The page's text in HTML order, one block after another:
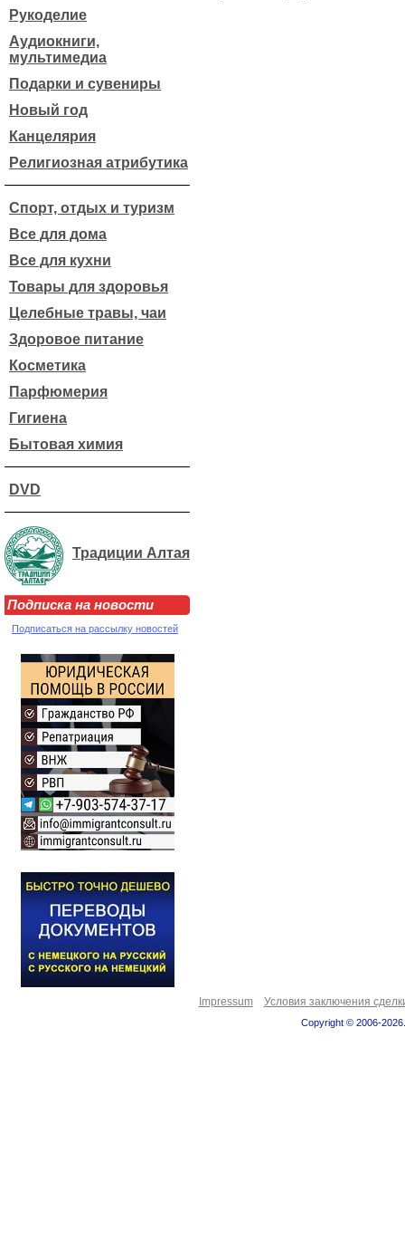
Рукоделие
Аудиокниги,
мультимедиа
Подарки и сувениры
Новый год
Канцелярия
Религиозная атрибутика
Спорт, отдых и туризм
Все для дома
Все для кухни
Товары для здоровья
Целебные травы, чаи
Здоровое питание
Косметика
Парфюмерия
Гигиена
Бытовая химия
DVD
Традиции Алтая
Подписка на новости
Подписаться на рассылку новостей
Impressum Условия заключения
Copyright © 2006-